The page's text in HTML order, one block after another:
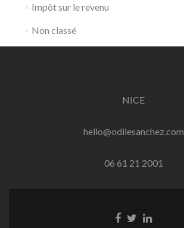
Impôt sur le revenu
Non classé
NICE
hello@odilesanchez.com
06 61 21 2001
LienLienLien